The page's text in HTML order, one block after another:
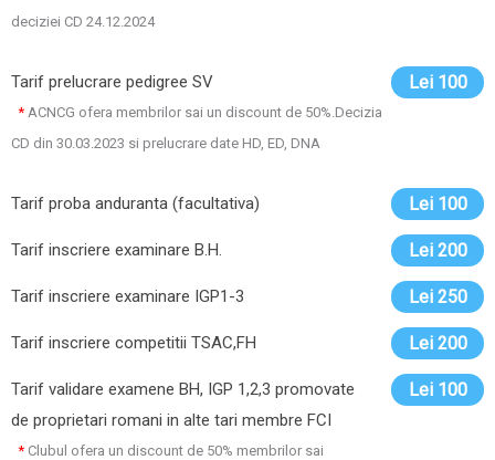
deciziei CD 24.12.2024
Tarif prelucrare pedigree SV
* ACNCG ofera membrilor sai un discount de 50%.Decizia
CD din 30.03.2023 si prelucrare date HD, ED, DNA
Lei 100
Tarif proba anduranta (facultativa) Lei 100
Tarif inscriere examinare B.H. Lei 200
Tarif inscriere examinare IGP1-3 Lei 250
Tarif inscriere competitii TSAC,FH Lei 200
Tarif validare examene BH, IGP 1,2,3 promovate
de proprietari romani in alte tari membre FCI
* Clubul ofera un discount de 50% membrilor sai
Lei 100